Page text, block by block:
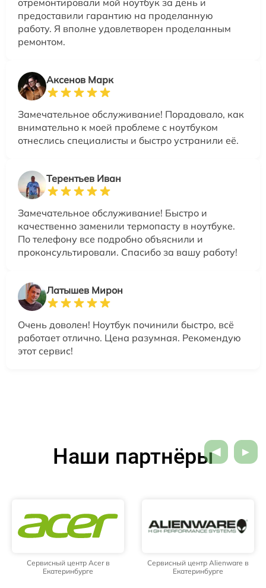
предоставили гарантию на проделанную
работу. Я вполне удовлетворен проделанным
ремонтом.
Аксенов Марк
Замечательное обслуживание! Порадовало, как
внимательно к моей проблеме с ноутбуком
отнеслись специалисты и быстро устранили её.
Терентьев Иван
Замечательное обслуживание! Быстро и
качественно заменили термопасту в ноутбуке.
По телефону все подробно объяснили и
проконсультировали. Спасибо за вашу работу!
Латышев Мирон
Очень доволен! Ноутбук починили быстро, всё
работает отлично. Цена разумная. Рекомендую
этот сервис!
Наши партнёры
Сервисный центр Acer в
Екатеринбурге
Сервисный центр Alienware в
Екатеринбурге